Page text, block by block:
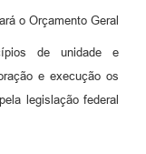
o Orçamento Geral
de unidade e
e execução os
legislação federal